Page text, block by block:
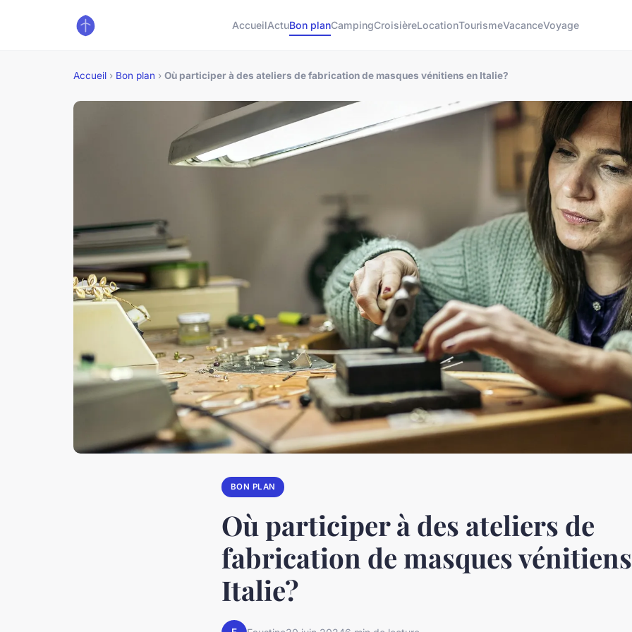
AccueilActuBon planCampingCroisièreLocationTourismeVacanceVoyage
Accueil › Bon plan › Où participer à des ateliers de fabrication de masques vénitiens en Italie?
BON PLAN
Où participer à des ateliers de
fabrication de masques
Italie?